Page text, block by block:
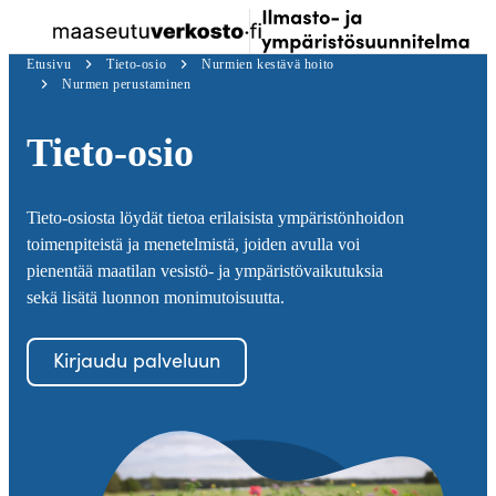
suoraan
sisältöön ↓
ValikkoIlmastosuunnitelma
Etusivu Tieto-osio
Nurmien kestävä hoito
Nurmen perustaminen
Tieto-osio
Tieto-osiosta löydät tietoa erilaisista ympäristönhoidon
toimenpiteistä ja menetelmistä, joiden avulla voi
pienentää maatilan vesistö- ja ympäristövaikutuksia
sekä lisätä luonnon monimutoisuutta.
Kirjaudu palveluun